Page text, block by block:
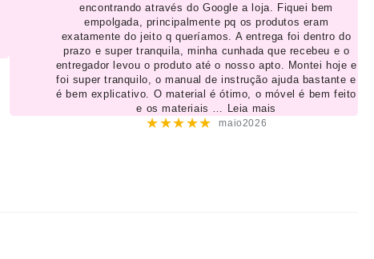
encontrando através do Google a loja. Fiquei bem
empolgada, principalmente pq os produtos eram
exatamente do jeito q queríamos. A entrega foi dentro do
prazo e super tranquila, minha cunhada que recebeu e o
entregador levou o produto até o nosso apto. Montei hoje e
foi super tranquilo, o manual de instrução ajuda bastante e
é bem explicativo. O material é ótimo, o móvel é bem feito
e os materiais
… Leia mais
★★★★★ maio2026